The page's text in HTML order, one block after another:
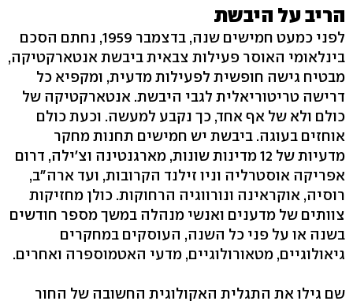
הריב על היבשת
לפני כמעט חמישים שנה, בדצמבר 1959, נחתם הסכם
בינלאומי האוסר פעילות צבאית ביבשת אנטארקטיקה,
מבטיח גישה חופשית לפעילות מדעית, ומקפיא כל
דרישה טריטוריאלית לגבי היבשת. אנטארקטיקה של
כולם ולא של אף אחד, כך נקבע למעשה. וכעת כולם
אוחזים בעוגה. ביבשת יש חמישים תחנות מחקר
מדעיות של 12 מדינות שונות, מארגנטינה וצ'ילה, דרום
אפריקה אוסטרליה וניו זילנד הקרובות, ועד ארה"ב,
רוסיה, אוקראינה ונורווגיה הרחוקות. כולן מחזיקות
צוותים של מדענים ואנשי מנהלה במשך מספר חודשים
בשנה או על פני כל השנה, העוסקים במחקרים
גיאולוגיים, מטאורולוגיים, מדעי האטמוספרה ואחרים.
שם גילו את התגלית האקולוגית החשובה של החור